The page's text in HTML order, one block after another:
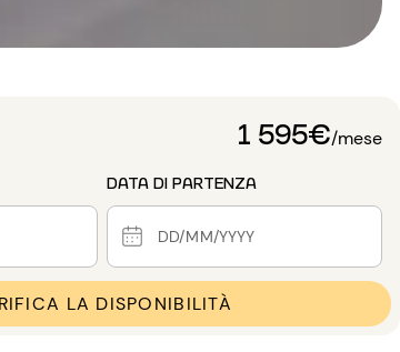
1 595€/mese
DATA DI PARTENZA
LA DISPONIBILITÀ